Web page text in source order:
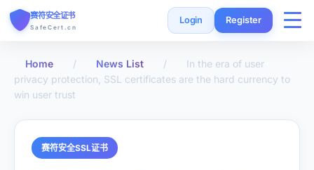
赛符安全证书
SafeCert.cn
Login Register
Home
Free Certificate
Home / News List /
In the era of user
privacy protection, SSL certificates are the hard currency to
win user trust
赛符安全SSL证书